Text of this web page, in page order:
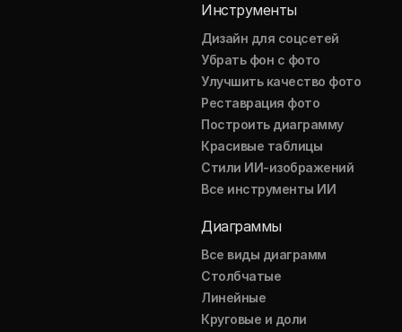
Инструменты
Дизайн для соцсетей
Убрать фон с фото
Улучшить качество фото
Реставрация фото
Построить диаграмму
Красивые таблицы
Стили ИИ-изображений
Все инструменты ИИ
Диаграммы
Все виды диаграмм
Столбчатые
Линейные
Круговые и доли